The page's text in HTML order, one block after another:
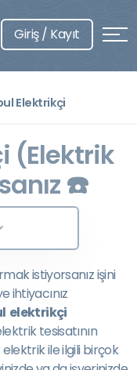
Giriş / Kayıt
Elektrikçi
(Elektrik
☎️
istiyorsanız işini
ihtiyacınız
elektrikçi
tesisatının
ile ilgili birçok